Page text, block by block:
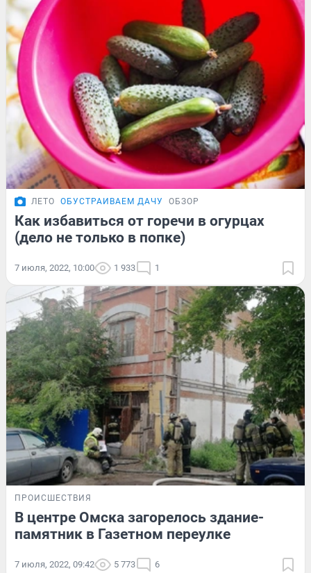
ЛЕТО ОБУСТРАИВАЕМ ДАЧУ ОБЗОР
Как избавиться от горечи в огурцах
(дело не только в попке)
7 июля, 2022, 10:00 1 933 1
ПРОИСШЕСТВИЯ
В центре Омска загорелось здание-
памятник в Газетном переулке
7 июля, 2022, 09:42 5 773 6